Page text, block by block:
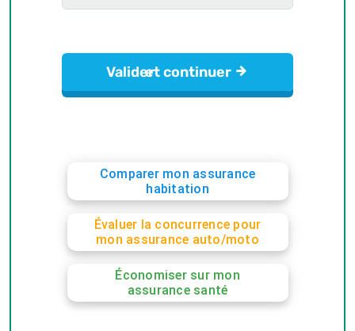
Comparer mon assurance
habitation
Évaluer la concurrence pour
mon assurance auto/moto
Économiser sur mon
assurance santé